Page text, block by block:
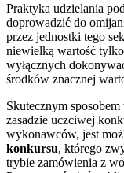
Praktyka udzielania
doprowadzić do
przez jednostki tego
niewielką wartość
wyłącznych
środków znacznej
Skutecznym
zasadzie uczciwej
wykonawców, jest
konkursu, którego
trybie zamówienia z